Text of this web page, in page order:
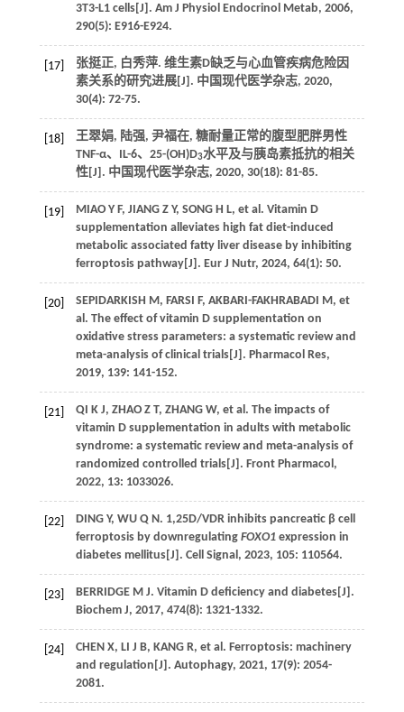
3T3-L1 cells[J]. Am J Physiol Endocrinol Metab, 2006,
290(5): E916-E924.
[17]
张挺正, 白秀萍. 维生素D缺乏与心血管疾病危险因
素关系的研究进展[J]. 中国现代医学杂志, 2020,
30(4): 72-75.
[18]
王翠娟, 陆强, 尹福在, 糖耐量正常的腹型肥胖男性
TNF-α、IL-6、25-(OH)D3水平及与胰岛素抵抗的相关
性[J]. 中国现代医学杂志, 2020, 30(18): 81-85.
[19]
MIAO Y F, JIANG Z Y, SONG H L, et al. Vitamin D
supplementation alleviates high fat diet-induced
metabolic associated fatty liver disease by inhibiting
ferroptosis pathway[J]. Eur J Nutr, 2024, 64(1): 50.
[20]
SEPIDARKISH M, FARSI F, AKBARI-FAKHRABADI M, et
al. The effect of vitamin D supplementation on
oxidative stress parameters: a systematic review and
meta-analysis of clinical trials[J]. Pharmacol Res,
2019, 139: 141-152.
[21]
QI K J, ZHAO Z T, ZHANG W, et al. The impacts of
vitamin D supplementation in adults with metabolic
syndrome: a systematic review and meta-analysis of
randomized controlled trials[J]. Front Pharmacol,
2022, 13: 1033026.
[22]
DING Y, WU Q N. 1,25D/VDR inhibits pancreatic β cell
ferroptosis by downregulating FOXO1expression in
diabetes mellitus[J]. Cell Signal, 2023, 105: 110564.
[23]
BERRIDGE M J. Vitamin D deficiency and diabetes[J].
Biochem J, 2017, 474(8): 1321-1332.
[24]
CHEN X, LI J B, KANG R, et al. Ferroptosis: machinery
and regulation[J]. Autophagy, 2021, 17(9): 2054-
2081.